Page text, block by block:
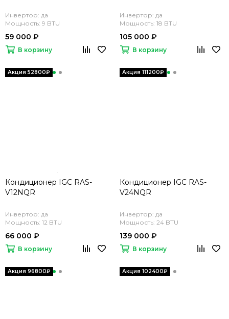
Инвертор: да
Мощность: 9 BTU
59 000 ₽
В корзину
Инвертор: да
Мощность: 18 BTU
105 000 ₽
В корзину
Кондиционер IGC RAS-
V12NQR
Инвертор: да
Мощность: 12 BTU
66 000 ₽
В корзину
Кондиционер IGC RAS-
V24NQR
Инвертор: да
Мощность: 24 BTU
139 000 ₽
В корзину